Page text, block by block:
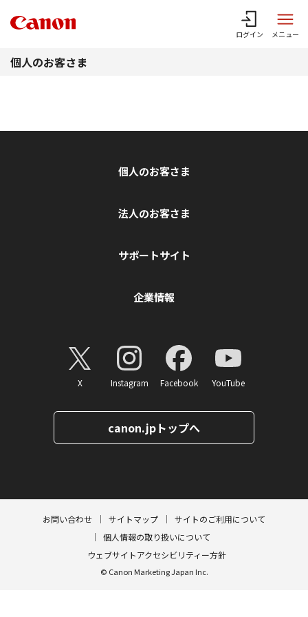
ログイン メニュー
個人のお客さま
個人のお客さま
法人のお客さま
サポートサイト
企業情報
X Instagram Facebook YouTube
canon.jpトップへ
お問い合わせ サイトマップ
サイトのご利用について
個人情報の取り扱いについて
ウェブサイトアクセシビリティー方針
© Canon Marketing Japan Inc.